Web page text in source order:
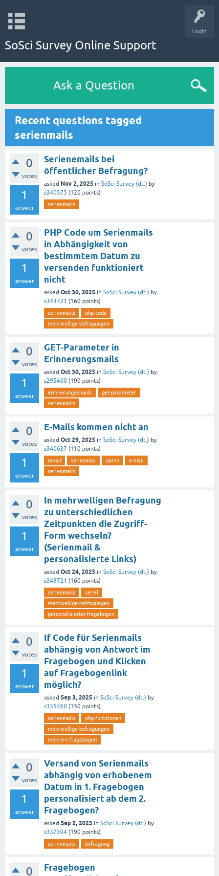
Login
SoSci Survey Online Support
Ask a Question
Recent questions tagged
serienmails
0
votes
1
answer
Serienemails bei
öffentlicher Befragung?
asked Nov 2, 2025 in SoSci Survey (dt.) by
s340575 (120 points)
serienmails
0
votes
1
answer
PHP Code um Serienmails
in Abhängigkeit von
bestimmtem Datum zu
versenden funktioniert
nicht
asked Oct 30, 2025 in SoSci Survey (dt.) by
s343721 (160 points)
serienmails
php-code
mehrwellige-befragungen
0
votes
1
answer
GET-Parameter in
Erinnerungsmails
asked Oct 30, 2025 in SoSci Survey (dt.) by
s295460 (190 points)
erinnerungsemails
get-parameter
serienmails
0
votes
1
answer
E-Mails kommen nicht an
asked Oct 29, 2025 in SoSci Survey (dt.) by
s340637 (110 points)
email serienmail opt-in
e-mail
serienmails
0
votes
1
answer
In mehrwelligen Befragung
zu unterschiedlichen
Zeitpunkten die Zugriff-
Form wechseln?
(Serienmail &
personalisierte Links)
asked Oct 24, 2025 in SoSci Survey (dt.) by
s343721 (160 points)
serienmails
serial
mehrwellige-befragungen
personalisierter-fragebogen
0
votes
1
answer
If Code für Serienmails
abhängig von Antwort im
Fragebogen und Klicken
auf Fragebogenlink
möglich?
asked Sep 3, 2025 in SoSci Survey (dt.) by
s335460 (150 points)
serienmails
php-funktionen
mehrwellige-befragungen
mehrere-fragebögen
0
votes
1
answer
Versand von Serienmails
abhängig von erhobenem
Datum in 1. Fragebogen
personalisiert ab dem 2.
Fragebogen?
asked Sep 2, 2025 in SoSci Survey (dt.) by
s337594 (190 points)
serienmails befragung
0
Fragebogen